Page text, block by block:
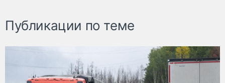
Публикации по теме